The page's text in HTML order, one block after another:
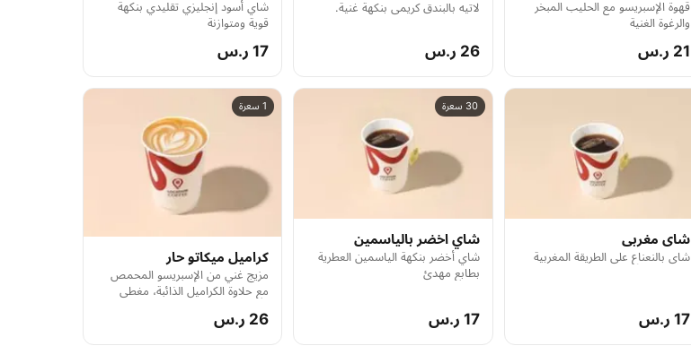
قهوة الإسبريسو مع الحليب المبخر
والرغوة الغنية
21 ر.س
لاتيه بالبندق كريمي بنكهة غنية.
26 ر.س
شاي أسود إنجليزي تقليدي بنكهة
قوية ومتوازنة
17 ر.س
شاى مغربى
شاي بالنعناع على الطريقة المغربية
17 ر.س
30 سعرة
شاي اخضر بالياسمين
شاي أخضر بنكهة الياسمين العطرية
بطابع مهدئ
17 ر.س
1 سعرة
كراميل ميكاتو حار
مزيج غني من الإسبريسو المحمص
مع حلاوة الكراميل الذائبة، مغطى
يقدم ساخناً لتجربة قهوة فاخرة تجمع
26 ر.س